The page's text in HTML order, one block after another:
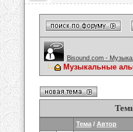
Bisound.com -
Музыкальные
Тема / Автор